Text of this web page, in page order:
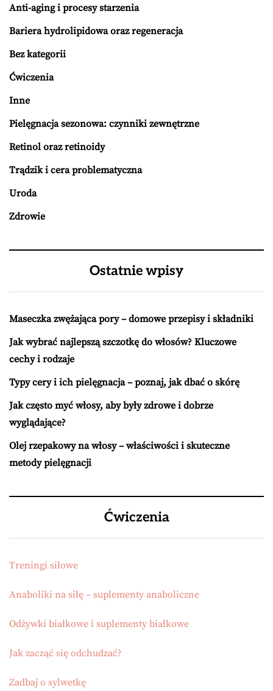
Anti-aging i procesy starzenia
Bariera hydrolipidowa oraz regeneracja
Bez kategorii
Ćwiczenia
Inne
Pielęgnacja sezonowa: czynniki zewnętrzne
Retinol oraz retinoidy
Trądzik i cera problematyczna
Uroda
Zdrowie
Ostatnie wpisy
Maseczka zwężająca pory – domowe przepisy i składniki
Jak wybrać najlepszą szczotkę do włosów? Kluczowe
cechy i rodzaje
Typy cery i ich pielęgnacja – poznaj, jak dbać o skórę
Jak często myć włosy, aby były zdrowe i dobrze
wyglądające?
Olej rzepakowy na włosy – właściwości i skuteczne
metody pielęgnacji
Ćwiczenia
Treningi siłowe
Anaboliki na siłę – suplementy anaboliczne
Odżywki białkowe i suplementy białkowe
Jak zacząć się odchudzać?
Zadbaj o sylwetkę